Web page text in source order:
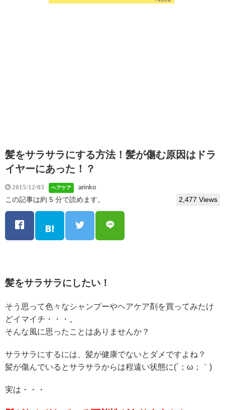
髪をサラサラにする方法！髪が傷む原因はドラ
イヤーにあった！？
2015/12/03 ヘアケア arinko
この記事は約 5 分で読めます。 2,477 Views
髪をサラサラにしたい！
そう思って色々なシャンプーやヘアケア剤を買ってみたけ
どイマイチ・・・。
そんな風に思ったことはありませんか？
サラサラにするには、髪が健康でないとダメですよね？
髪が傷んでいるとサラサラからは程遠い状態に(´；ω；｀)
実は・・・